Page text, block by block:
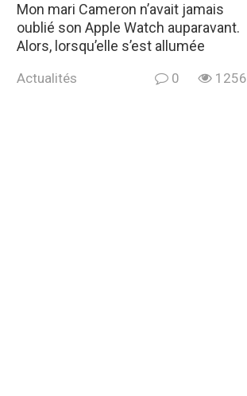
Mon mari Cameron n’avait jamais
oublié son Apple Watch auparavant.
Alors, lorsqu’elle s’est allumée
Actualités 0 1256